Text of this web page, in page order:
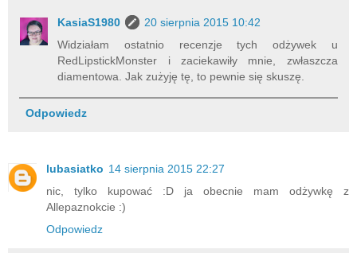
KasiaS1980
20 sierpnia 2015 10:42
Widziałam ostatnio recenzje tych odżywek u
RedLipstickMonster i zaciekawiły mnie, zwłaszcza
diamentowa. Jak zużyję tę, to pewnie się skuszę.
Odpowiedz
lubasiatko 14 sierpnia 2015 22:27
nic, tylko kupować :D ja obecnie mam odżywkę z
Allepaznokcie :)
Odpowiedz